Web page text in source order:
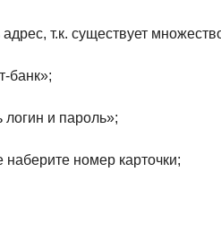
т.к. существует
банк»;
и пароль»;
номер карточки;